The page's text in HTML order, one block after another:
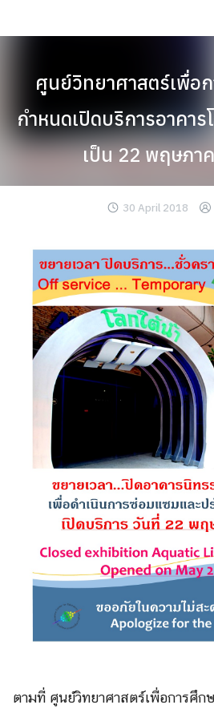
to
ศูนย์วิทยาศาสตร์เพื่อ
กำหนดเปิดบริการอาคาร
เป็น 22 พฤษภา
30 April 2018
ตามที่ ศูนย์วิทยาศาสตร์เพื่อการศึก